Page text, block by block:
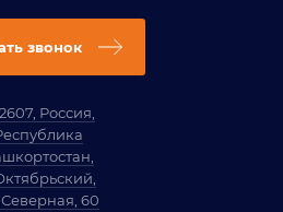
звонок
Россия,
Северная, 60